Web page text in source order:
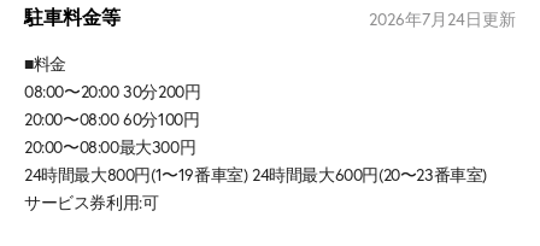
駐車料金等 2026年7月24日更新
■料金
08:00〜20:00 30分200円
20:00〜08:00 60分100円
20:00〜08:00最大300円
24時間最大800円(1〜19番車室) 24時間最大600円(20〜23番車室)
サービス券利用:可